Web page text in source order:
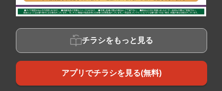
チラシをもっと見る
アプリでチラシを見る(無料)